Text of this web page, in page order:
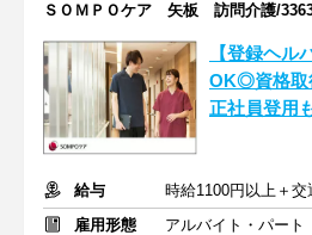
ＳＯＭＰＯケア 矢板 訪問介護/
【登録ヘル
OK◎資格取
正社員登用
給与
時給1100円以上＋交
雇用形態
アルバイト・パート